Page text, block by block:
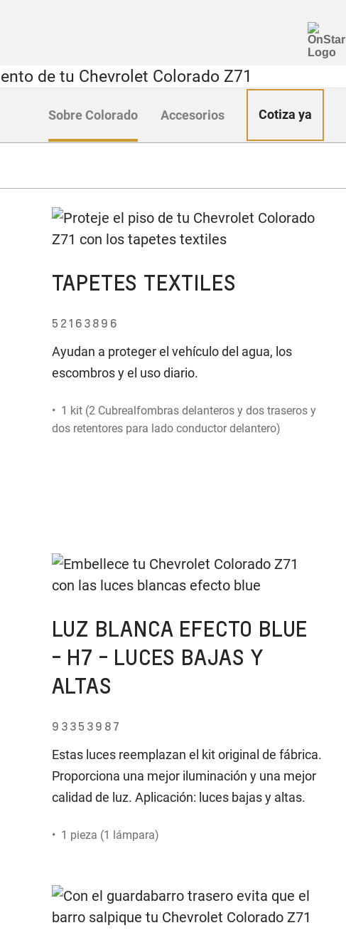
Sobre Colorado Accesorios Cotiza ya
TAPETES TEXTILES
52163896
Ayudan a proteger el vehículo del agua, los
escombros y el uso diario.
• 1 kit (2 Cubrealfombras delanteros y dos traseros y
dos retentores para lado conductor delantero)
LUZ BLANCA EFECTO BLUE
- H7 - LUCES BAJAS Y
ALTAS
93353987
Estas luces reemplazan el kit original de fábrica.
Proporciona una mejor iluminación y una mejor
calidad de luz. Aplicación: luces bajas y altas.
• 1 pieza (1 lámpara)